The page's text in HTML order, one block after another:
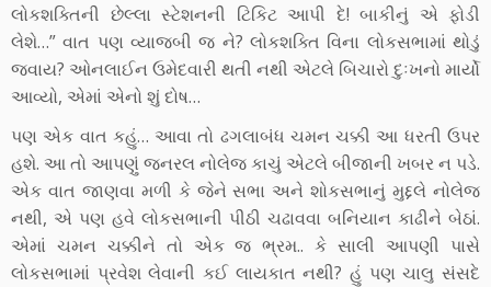
લોકશક્તિની છેલ્લા સ્ટેશનની ટિકિટ આપી દે! બાકીનું એ ફોડી
લેશે…” વાત પણ વ્યાજબી જ ને? લોકશક્તિ વિના લોકસભામાં થોડું
જવાય? ઓનલાઈન ઉમેદવારી થતી નથી એટલે બિચારો દુઃખનો માર્યો
આવ્યો, એમાં એનો શું દોષ…
પણ એક વાત કહું… આવા તો ઢગલાબંધ ચમન ચક્કી આ ધરતી ઉપર
હશે. આ તો આપણું જનરલ નોલેજ કાચું એટલે બીજાની ખબર ન પડે.
એક વાત જાણવા મળી કે જેને સભા અને શોકસભાનું મુદ્દલે નોલેજ
નથી, એ પણ હવે લોકસભાની પીઠી ચઢાવવા બનિયાન કાઢીને બેઠાં.
એમાં ચમન ચક્કીને તો એક જ ભ્રમ.. કે સાલી આપણી પાસે
લોકસભામાં પ્રવેશ લેવાની કઈ લાયકાત નથી? હું પણ ચાલુ સંસદે